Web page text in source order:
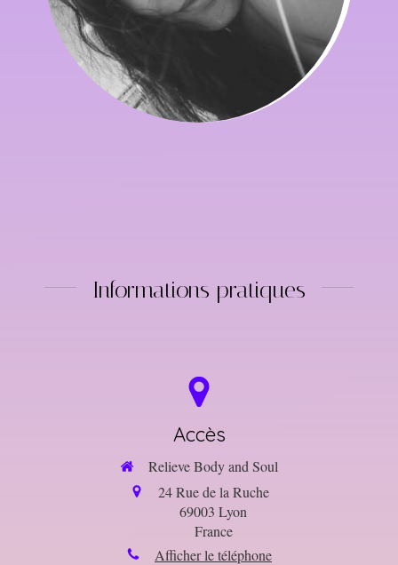
Informations pratiques
Accès
Relieve Body and Soul
24 Rue de la Ruche
69003 Lyon
France
Afficher le téléphone